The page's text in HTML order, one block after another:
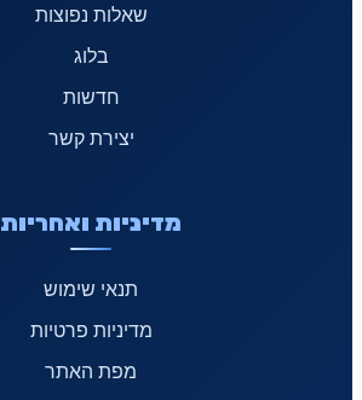
שאלות נפוצות
בלוג
חדשות
יצירת קשר
מדיניות ואחריות
תנאי שימוש
מדיניות פרטיות
מפת האתר